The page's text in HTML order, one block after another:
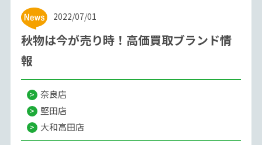
2022/07/01
秋物は今が売り時！高価買取ブランド情
報
奈良店
堅田店
大和高田店